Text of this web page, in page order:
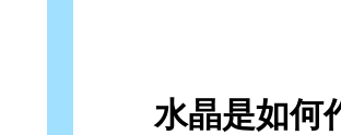
水晶是如何